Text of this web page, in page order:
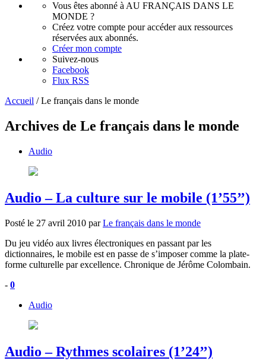
Vous êtes abonné à AU FRANÇAIS DANS LE
MONDE ?
Créez votre compte pour accéder aux ressources
réservées aux abonnés.
Créer mon compte
Suivez-nous
Facebook
Flux RSS
Accueil /Le français dans le monde
Archives de Le français dans le monde
Audio
Audio – La culture sur le mobile (1’55’’)
Posté le 27 avril 2010 par Le français dans le monde
Du jeu vidéo aux livres électroniques en passant par les
dictionnaires, le mobile est en passe de s’imposer comme la plate-
forme culturelle par excellence. Chronique de Jérôme Colombain.
- 0
Audio
Audio – Rythmes scolaires (1’24’’)